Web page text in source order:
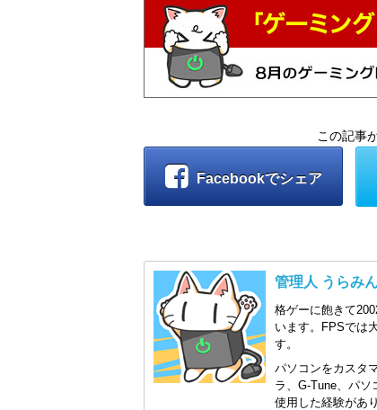
この記事
Facebookでシェア
管理人 うらみ
格ゲーに飽きて
います。FPSでは
す。
パソコンをカスタ
ラ、G-Tune、パ
使用した経験があ